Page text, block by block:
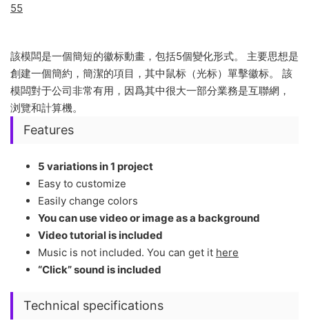
55
該模闆是一個簡短的徽标動畫，包括5個變化形式。 主要思想是
創建一個簡約，簡潔的項目，其中鼠标（光标）單擊徽标。 該
模闆對于公司非常有用，因爲其中很大一部分業務是互聯網，
浏覽和計算機。
Features
5 variations in 1 project
Easy to customize
Easily change colors
You can use video or image as a background
Video tutorial is included
Music is not included. You can get it here
“Click” sound is included
Technical specifications